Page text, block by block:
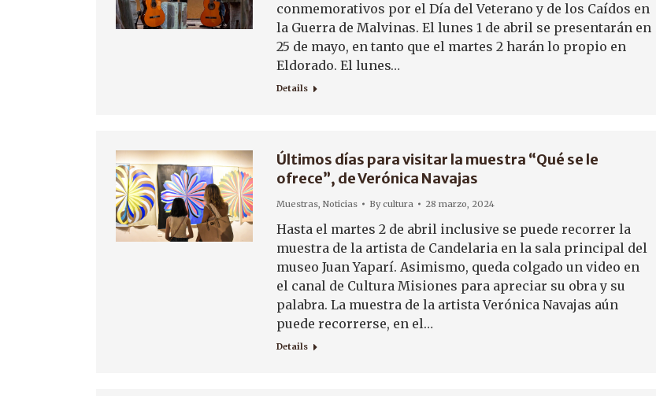
conmemorativos por el Día del Veterano y de los Caídos en
la Guerra de Malvinas. El lunes 1 de abril se presentarán en
25 de mayo, en tanto que el martes 2 harán lo propio en
Eldorado. El lunes…
Details
Últimos días para visitar la muestra “Qué se le
ofrece”, de Verónica Navajas
Muestras, Noticias Bycultura 28 marzo, 2024
Hasta el martes 2 de abril inclusive se puede recorrer la
muestra de la artista de Candelaria en la sala principal del
museo Juan Yaparí. Asimismo, queda colgado un video en
el canal de Cultura Misiones para apreciar su obra y su
palabra. La muestra de la artista Verónica Navajas aún
puede recorrerse, en el…
Details